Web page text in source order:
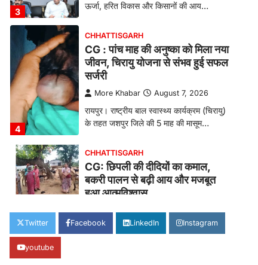
3
ऊर्जा, हरित विकास और किसानों की आय…
4
CHHATTISGARH
CG : पांच माह की अनुष्का को मिला नया
जीवन, चिरायु योजना से संभव हुई सफल
सर्जरी
More Khabar August 7, 2026
रायपुर। राष्ट्रीय बाल स्वास्थ्य कार्यक्रम (चिरायु)
के तहत जशपुर जिले की 5 माह की मासूम…
1
CHHATTISGARH
CG: छिपली की दीदियों का कमाल,
बकरी पालन से बढ़ी आय और मजबूत
हुआ आत्मविश्वास
More Khabar August 7, 2026
रायपुर। ग्रामीण महिलाओं को आर्थिक रूप से
Twitter Facebook LinkedIn Instagram
youtube